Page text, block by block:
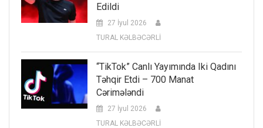
Edildi
27 İyul 2026
TURAL KƏLBƏCƏRLİ
“TikTok” Canlı Yayımında Iki Qadını
Təhqir Etdi – 700 Manat
Cərimələndi
27 İyul 2026
TURAL KƏLBƏCƏRLİ